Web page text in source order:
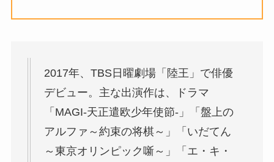
2017年、TBS日曜劇場「陸王」で俳優
デビュー。主な出演作は、ドラマ
「MAGI-天正遣欧少年使節-」「盤上の
アルファ～約束の将棋～」「いだてん
～東京オリンピック噺～」「エ・キ・